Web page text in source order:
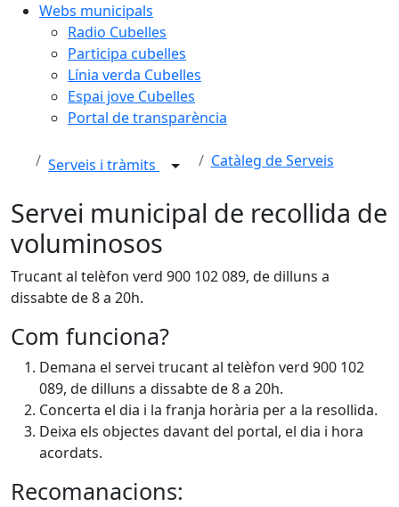
Webs municipals
Radio Cubelles
Participa cubelles
Línia verda Cubelles
Espai jove Cubelles
Portal de transparència
Serveis i tràmits Catàleg de Serveis
Servei municipal de recollida de
voluminosos
Trucant al telèfon verd 900 102 089, de dilluns a
dissabte de 8 a 20h.
Com funciona?
Demana el servei trucant al telèfon verd 900 102
089, de dilluns a dissabte de 8 a 20h.
Concerta el dia i la franja horària per a la resollida.
Deixa els objectes davant del portal, el dia i hora
acordats.
Recomanacions: